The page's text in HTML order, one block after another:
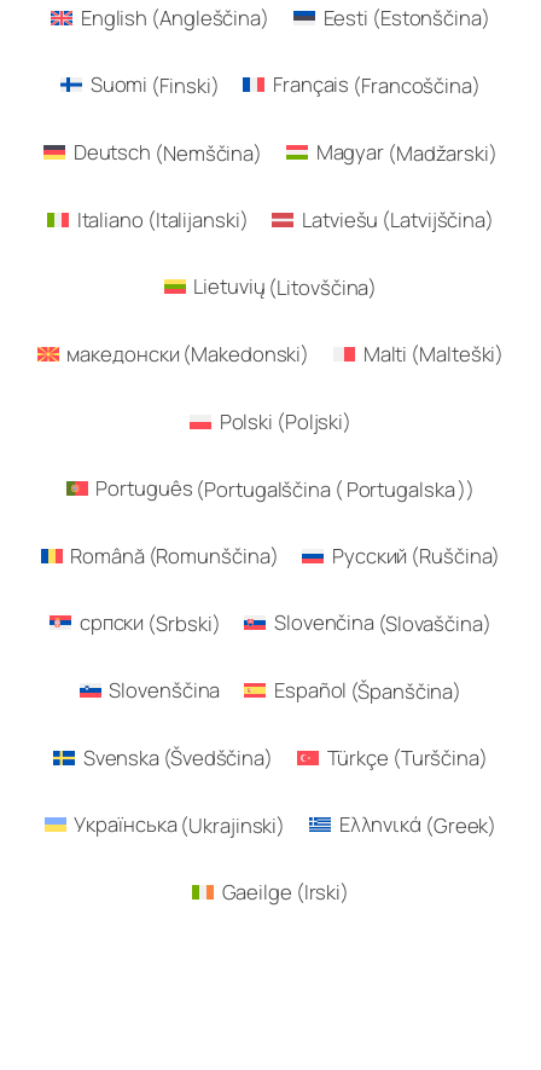
English (Angleščina) Eesti (Estonščina)
Suomi (Finski) Français (Francoščina)
Deutsch (Nemščina) Magyar (Madžarski)
Italiano (Italijanski) Latviešu (Latvijščina)
Lietuvių (Litovščina)
македонски (Makedonski) Malti (Malteški)
Polski (Poljski)
Português (Portugalščina ( Portugalska ))
Română(Romunščina) Русский (Ruščina)
српски (Srbski) Slovenčina (Slovaščina)
Slovenščina Español (Španščina)
Svenska (Švedščina) Türkçe (Turščina)
Українська(Ukrajinski) Ελληνικά (Greek)
Gaeilge (Irski)